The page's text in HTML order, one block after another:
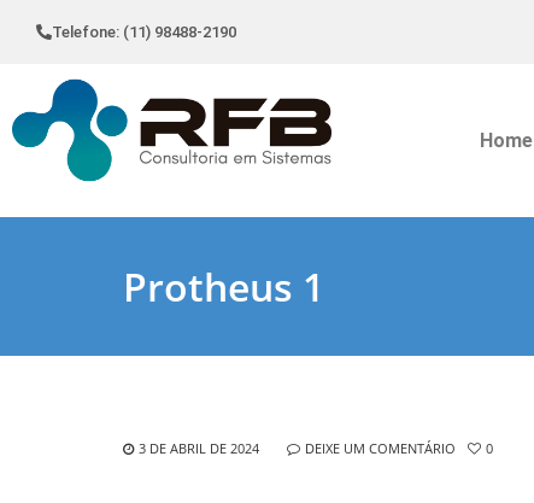
Telefone: (11) 98488-2190
Home
Protheus 1
3 DE ABRIL DE 2024 DEIXE UM COMENTÁRIO 0